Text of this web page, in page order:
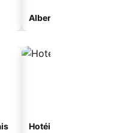
Albergue
Hotéis com spa